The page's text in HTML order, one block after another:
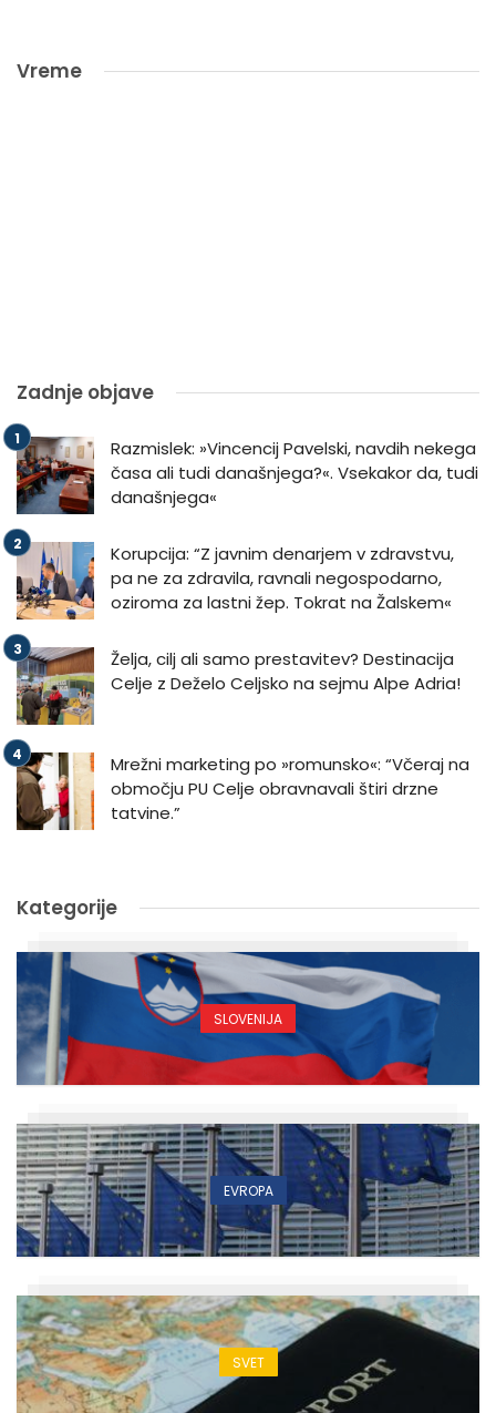
Vreme
Zadnje objave
Razmislek: »Vincencij Pavelski, navdih nekega
časa ali tudi današnjega?«. Vsekakor da, tudi
današnjega«
Korupcija: “Z javnim denarjem v zdravstvu,
pa ne za zdravila, ravnali negospodarno,
oziroma za lastni žep. Tokrat na Žalskem«
Želja, cilj ali samo prestavitev? Destinacija
Celje z Deželo Celjsko na sejmu Alpe Adria!
Mrežni marketing po »romunsko«: “Včeraj na
območju PU Celje obravnavali štiri drzne
tatvine.”
Kategorije
SLOVENIJA
EVROPA
SVET